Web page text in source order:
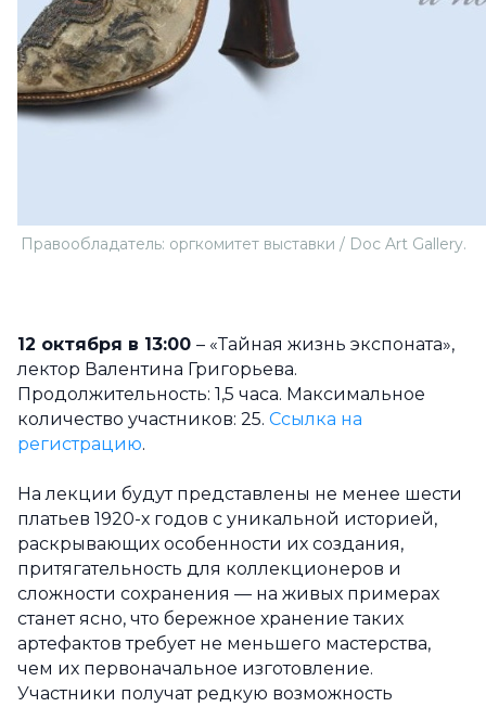
Правообладатель: оргкомитет выставки / Doc Art Gallery.
12 октября в 13:00 – «Тайная жизнь экспоната»,
лектор Валентина Григорьева.
Продолжительность: 1,5 часа. Максимальное
количество участников: 25. Ссылка на
регистрацию.
На лекции будут представлены не менее шести
платьев 1920-х годов с уникальной историей,
раскрывающих особенности их создания,
притягательность для коллекционеров и
сложности сохранения — на живых примерах
станет ясно, что бережное хранение таких
артефактов требует не меньшего мастерства,
чем их первоначальное изготовление.
Участники получат редкую возможность